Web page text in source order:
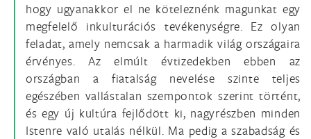
hogy ugyanakkor el ne köteleznénk magunkat egy
megfelelő inkulturációs tevékenységre. Ez olyan
feladat, amely nemcsak a harmadik világ országaira
érvényes. Az elmúlt évtizedekben ebben az
országban a fiatalság nevelése szinte teljes
egészében vallástalan szempontok szerint történt,
és egy új kultúra fejlődött ki, nagyrészben minden
Istenre való utalás nélkül. Ma pedig a szabadság és